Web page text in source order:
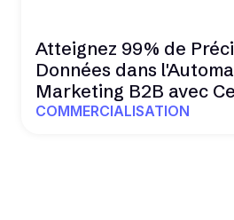
Atteignez 99% de
Données dans
Marketing B2B avec
COMMERCIALISATION